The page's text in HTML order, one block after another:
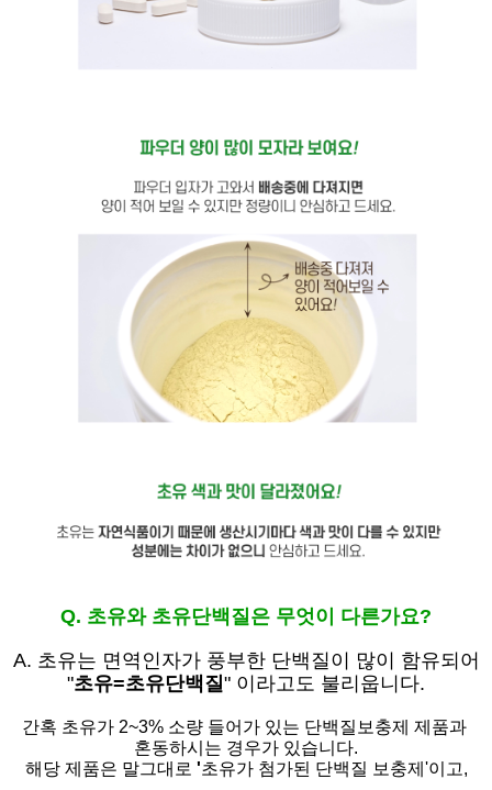
Q. 초유와 초유단백질은 무엇이 다른가요?
A. 초유는 면역인자가 풍부한 단백질이 많이 함유되어
"초유=초유단백질 " 이라고도 불리웁니다.
간혹 초유가 2~3% 소량 들어가 있는 단백질보충제 제품과
혼동하시는 경우가 있습니다.
해당 제품은 말그대로 '초유가 첨가된 단백질 보충제'이고,